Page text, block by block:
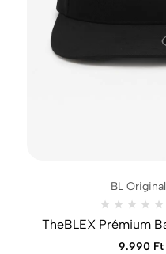
BL
TheBLEX Prémium
9.990 Ft